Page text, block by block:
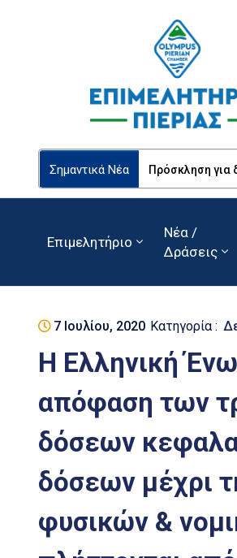
Σημαντικά Νέα Πρόσκληση για
Επιμελητήριο
Νέα /
Δράσεις
7 Ιουλίου, 2020 Κατηγορία :
H Ελληνική
απόφαση των
δόσεων
δόσεων μέχρι
φυσικών &